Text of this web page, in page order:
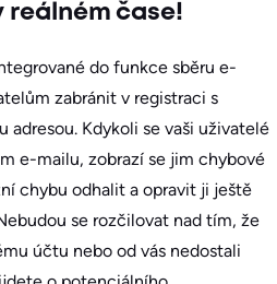
reálném čase!
do funkce sběru e-
zabránit v registraci s
adresou. Kdykoli se vaši uživatelé
e-mailu, zobrazí se jim chybové
chybu odhalit a opravit ji ještě
se rozčilovat nad tím, že
účtu nebo od vás nedostali